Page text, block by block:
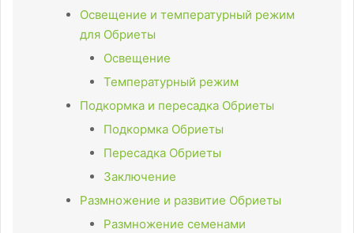
Освещение и температурный режим
для Обриеты
Освещение
Температурный режим
Подкормка и пересадка Обриеты
Подкормка Обриеты
Пересадка Обриеты
Заключение
Размножение и развитие Обриеты
Размножение семенами